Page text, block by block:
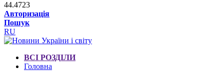
44.4723
Авторизація
Пошук
RU
ВСІ РОЗДІЛИ
Головна